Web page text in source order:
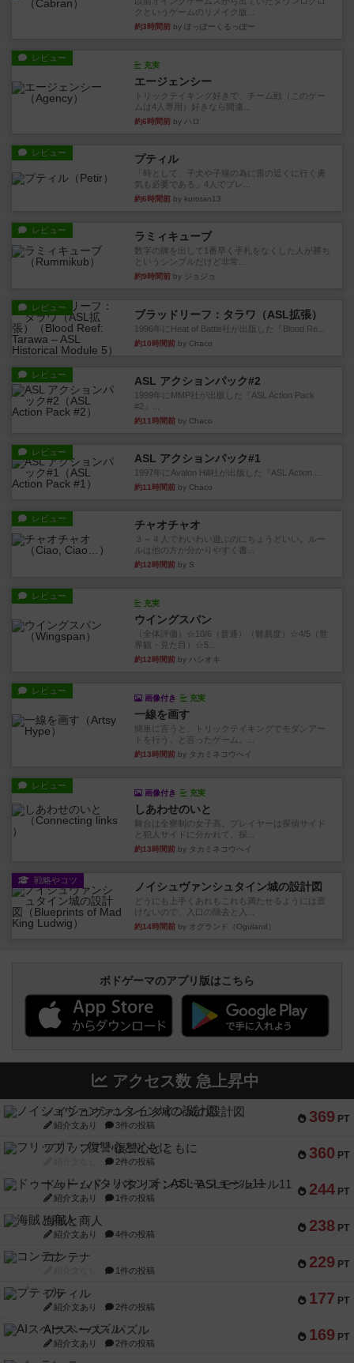
クというゲームのリメイク版...
約3時間前 by ぽっぽーくるっぽー
レビュー
充実
エージェンシー
トリックテイキング好きで、チーム戦（このゲー
ムは4人専用）好きなら間違...
約6時間前 by ハロ
レビュー プティル
「時として、子犬や子猫の為に雷の近くに行く勇
気も必要である」4人でプレ...
約6時間前 by kurotan13
レビュー ラミィキューブ
数字の牌を出して1番早く手札をなくした人が勝ち
というシンプルだけど非常...
約9時間前 by ジョジョ
レビュー
ブラッドリーフ：タラワ（ASL拡張）
1996年にHeat of Battle社が出版した『Blood Re...
約10時間前 by Chaco
レビュー ASL アクションパック#2
1999年にMMP社が出版した『ASL Action Pack
#2』...
約11時間前 by Chaco
レビュー ASL アクションパック#1
1997年にAvalon Hill社が出版した『ASL Action ...
約11時間前 by Chaco
レビュー チャオチャオ
３～４人でわいわい遊ぶのにちょうどいい。ルー
ルは他の方が分かりやすく書...
約12時間前 by S
レビュー
充実
ウイングスパン
（全体評価）☆10/6（普通）（難易度）☆4/5（世
界観・見た目）☆5...
約12時間前 by ハシオキ
レビュー
画像付き 充実
一線を画す
簡単に言うと、トリックテイキングでモダンアー
トを行う、と言ったゲーム。...
約13時間前 by タカミネコウヘイ
レビュー
画像付き 充実
しあわせのいと
舞台は全寮制の女子高。プレイヤーは探偵サイド
と犯人サイドに分かれて、探...
約13時間前 by タカミネコウヘイ
戦略やコツ ノイシュヴァンシュタイン城の設計図
どうにも上手くあれもこれも満たせるようには置
けないので、入口の除去と入...
約14時間前 by オグランド（Oguland）
ボドゲーマのアプリ版はこちら
アクセス数 急上昇中
369 PT
ノイシュヴァンシュタイン城の設計図
紹介文あり 3件の投稿
360 PT
フリップ７：復讐心とともに
2件の投稿
244 PT
ドゥームド・バタリオンズ：ASLモジュール11
紹介文あり 1件の投稿
238 PT
海賊と商人
紹介文あり 4件の投稿
229 PT
コンテナ
1件の投稿
177 PT
プティル
紹介文あり 2件の投稿
169 PT
AIスペース・パズル
紹介文あり 2件の投稿